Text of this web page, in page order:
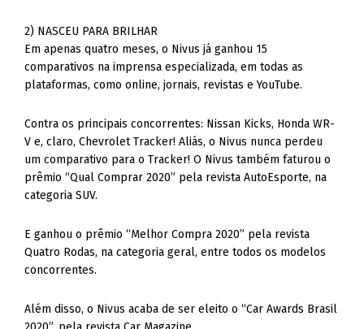
2) NASCEU PARA BRILHAR
Em apenas quatro meses, o Nivus já ganhou 15
comparativos na imprensa especializada, em todas as
plataformas, como online, jornais, revistas e YouTube.
Contra os principais concorrentes: Nissan Kicks, Honda WR-
V e, claro, Chevrolet Tracker! Aliás, o Nivus nunca perdeu
um comparativo para o Tracker! O Nivus também faturou o
prêmio “Qual Comprar 2020” pela revista AutoEsporte, na
categoria SUV.
E ganhou o prêmio “Melhor Compra 2020” pela revista
Quatro Rodas, na categoria geral, entre todos os modelos
concorrentes.
Além disso, o Nivus acaba de ser eleito o “Car Awards Brasil